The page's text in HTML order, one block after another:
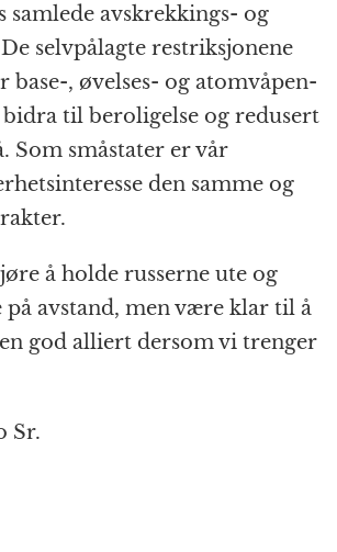
samlede avskrekkings- og
selvpålagte restriksjonene
base-, øvelses- og atomvåpen­
til beroligelse og redusert
Som småstater er vår
den samme og
å holde russerne ute og
på avstand, men være klar til å
god alliert dersom vi trenger
Sr.